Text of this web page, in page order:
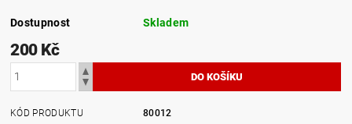
Dostupnost Skladem
200 Kč
KÓD PRODUKTU
80012